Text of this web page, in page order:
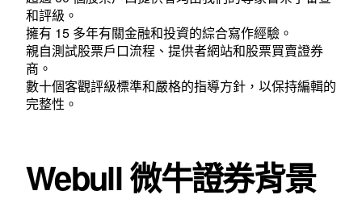
優
惠〉
中
和評級。
擁有 15 多年有關金融和投資的綜合寫作經驗。
親自測試股票戶口流程、提供者網站和股票買賣證券
商。
數十個客觀評級標準和嚴格的指導方針，以保持編輯的
完整性。
Webull 微牛證券背景